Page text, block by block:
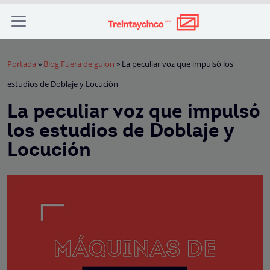
Portada » Blog Fuera de guion » La peculiar voz que impulsó los
estudios de Doblaje y Locución
La peculiar voz que impulsó
los estudios de Doblaje y
Locución